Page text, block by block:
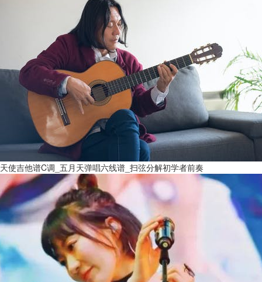
天使吉他谱C调_五月天弹唱六线谱_扫弦分解初学者前奏